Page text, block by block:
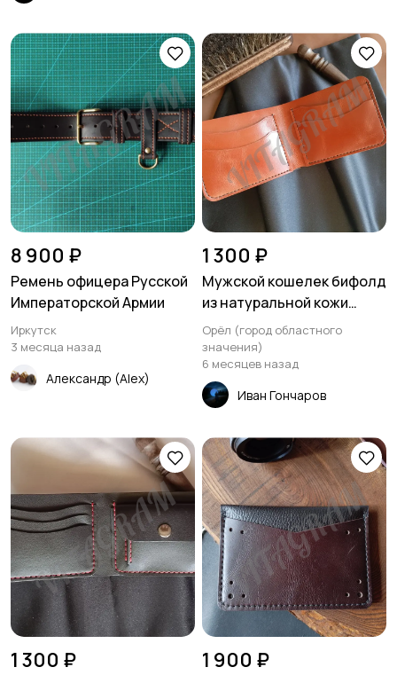
8 900 ₽
Ремень офицера Русской
Императорской Армии
Иркутск
3 месяца назад
Александр (Alex)
1 300 ₽
Мужской кошелек бифолд
из натуральной кожи
ручной работы.
Орёл (город областного
значения)
6 месяцев назад
Иван Гончаров
1 300 ₽ 1 900 ₽